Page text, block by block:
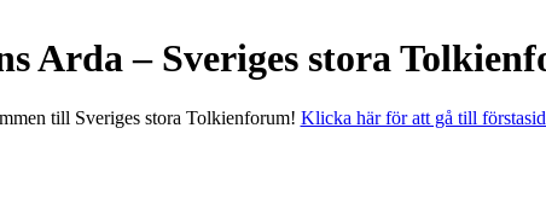
Arda – Sveriges stora
till Sveriges stora Tolkienforum! Klicka här för att gå till